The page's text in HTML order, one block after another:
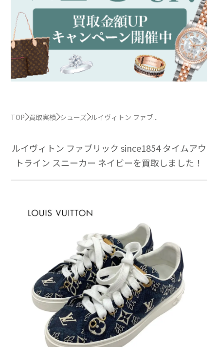
TOP 買取実績 シューズ ルイヴィトン ファブ...
ルイヴィトン ファブリック since1854 タイムアウ
トライン スニーカー ネイビーを買取しました！